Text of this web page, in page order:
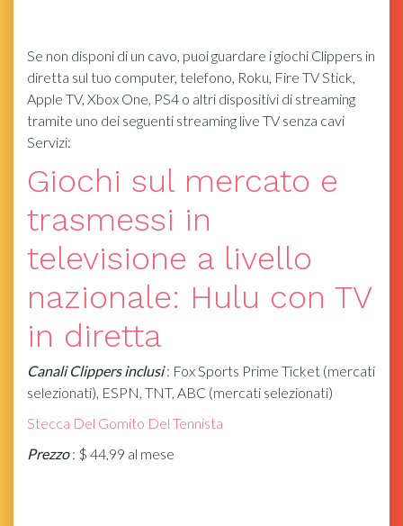
Se non disponi di un cavo, puoi guardare i giochi Clippers in
diretta sul tuo computer, telefono, Roku, Fire TV Stick,
Apple TV, Xbox One, PS4 o altri dispositivi di streaming
tramite uno dei seguenti streaming live TV senza cavi
Servizi:
Giochi sul mercato e
trasmessi in
televisione a livello
nazionale: Hulu con TV
in diretta
Canali Clippers inclusi : Fox Sports Prime Ticket (mercati
selezionati), ESPN, TNT, ABC (mercati selezionati)
Stecca Del Gomito Del Tennista
Prezzo : $ 44,99 al mese